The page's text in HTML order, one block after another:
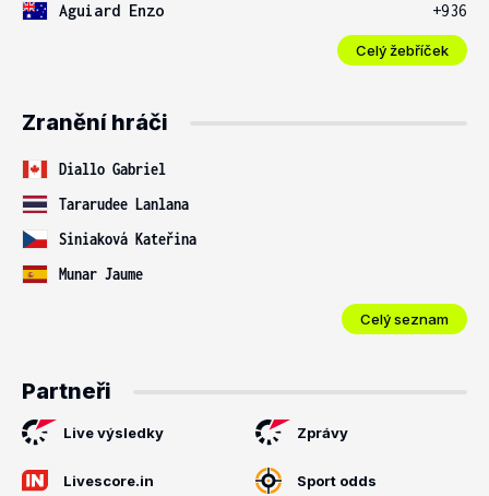
Aguiard Enzo
+936
Celý žebříček
Zranění hráči
Diallo Gabriel
Tararudee Lanlana
Siniaková Kateřina
Munar Jaume
Celý seznam
Partneři
Live výsledky Zprávy
Livescore.in Sport odds